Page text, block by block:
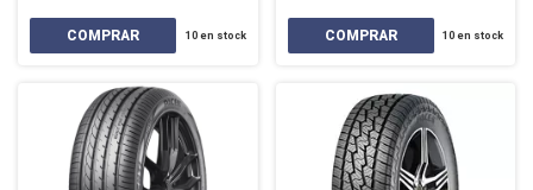
10en stock 10 en stock